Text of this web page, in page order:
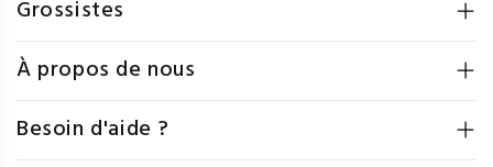
Grossistes
À propos de nous
Besoin d'aide ?